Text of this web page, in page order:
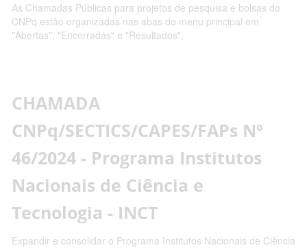
As Chamadas Públicas para projetos de pesquisa e bolsas do
CNPq estão organizadas nas abas do menu principal em
"Abertas", "Encerradas" e "Resultados".
CHAMADA
CNPq/SECTICS/CAPES/FAPs Nº
46/2024 - Programa Institutos
Nacionais de Ciência e
Tecnologia - INCT
Expandir e consolidar o Programa Institutos Nacionais de Ciência